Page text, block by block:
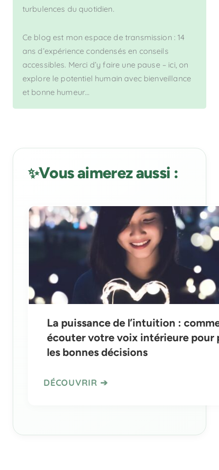
turbulences du quotidien.
Ce blog est mon espace de transmission : 14
ans d’expérience condensés en conseils
accessibles. Merci d’y faire une pause – ici, on
explore le potentiel humain avec bienveillance
et bonne humeur…
Vous aimerez aussi :
La puissance de l’intuition :
écouter votre voix intérieure pour
les bonnes décisions